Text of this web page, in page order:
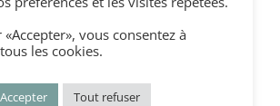
vous consentez à
les cookies.
Accepter Tout refuser